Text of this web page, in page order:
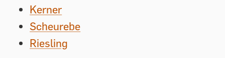
Kerner
Scheurebe
Riesling